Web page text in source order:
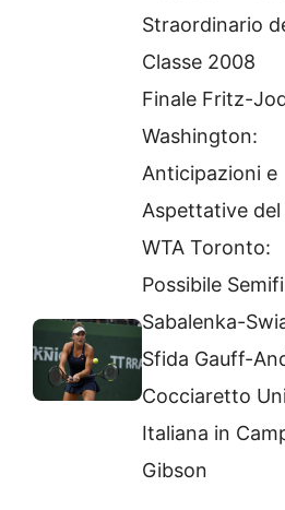
Straordinario
Classe 2008
Finale Fritz-
Washington:
Anticipazioni e
Aspettative
WTA Toronto:
Possibile
Sabalenka-
Sfida Gauff-
Cocciaretto
Italiana in
Gibson